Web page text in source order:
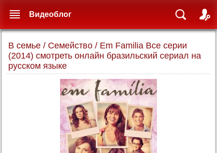
В семье / Семейство / Em Familia Все серии
(2014) смотреть онлайн бразильский сериал на
русском языке
Видеоблог